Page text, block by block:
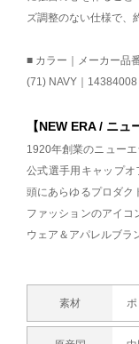
ズ調整のない仕様で、
■ カラー｜メーカー品
(71) NAVY｜
【NEW ERA / ニュ
1920年創業のニュー
公式選手用キャップ
頭にあらゆるプロダク
ファッションのアイコ
ウェア＆アパレルブラ
素材 ポ